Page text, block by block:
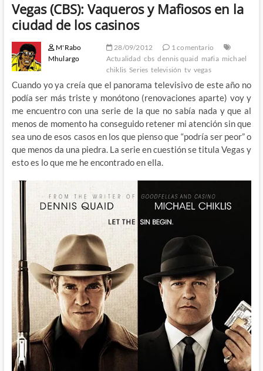
Vegas (CBS): Vaqueros y Mafiosos en la
ciudad de los casinos
M'Rabo
Mhulargo
28/09/2012
1 comentario
Actualidad cbs dennis quaid mafia michael
chiklis Series televisión tv vegas
Cuando yo ya creía que el panorama televisivo de este año no
podía ser más triste y monótono (renovaciones aparte) voy y
me encuentro con una serie de la que no sabía nada y que al
menos de momento ha conseguido retener mi atención sin que
sea uno de esos casos en los que pienso que “podría ser peor” o
que menos da una piedra. La serie en cuestión se titula Vegas y
esto es lo que me he encontrado en ella.